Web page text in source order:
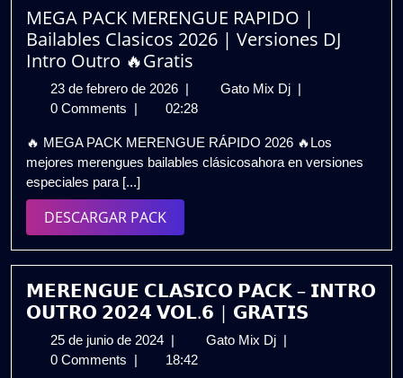
MEGA PACK MERENGUE RAPIDO |
Bailables Clasicos 2026 | Versiones DJ
Intro Outro 🔥Gratis
23 de febrero de 2026 23
de
de
2026
| Gato Mix Dj MEGA
RAPIDO
|
Versiones
Intro
|
0 Comments | 02:28
🔥 MEGA PACK MERENGUE RÁPIDO 2026 🔥Los
mejores merengues bailables clásicosahora en versiones
especiales para [...]
DESCARGAR PACKDESCARGAR
PACK
𝗠𝗘𝗥𝗘𝗡𝗚𝗨𝗘 𝗖𝗟𝗔𝗦𝗜𝗖𝗢 𝗣𝗔𝗖𝗞 – 𝗜𝗡𝗧𝗥𝗢
𝗢𝗨𝗧𝗥𝗢 𝟮𝟬𝟮𝟰 𝗩𝗢𝗟.𝟲 | 𝗚𝗥𝗔𝗧𝗜𝗦
25 de junio de 2024 25
de
| Gato Mix Dj 𝗠𝗘𝗥𝗘𝗡𝗚𝗨𝗘
|
0 Comments | 18:42